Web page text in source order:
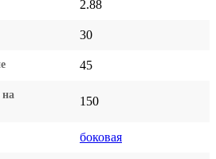
2.88
30
45
150
боковая